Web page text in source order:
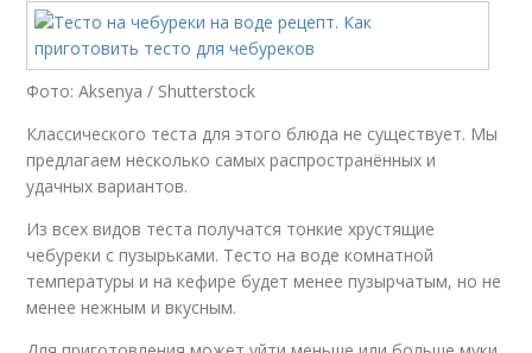
Фото: Aksenya / Shutterstock
Классического теста для этого блюда не существует. Мы
предлагаем несколько самых распространённых и
удачных вариантов.
Из всех видов теста получатся тонкие хрустящие
чебуреки с пузырьками. Тесто на воде комнатной
температуры и на кефире будет менее пузырчатым, но не
менее нежным и вкусным.